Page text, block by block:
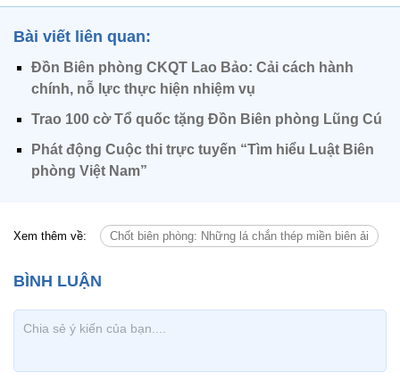
Bài viết liên quan:
Đồn Biên phòng CKQT Lao Bảo: Cải cách hành
chính, nỗ lực thực hiện nhiệm vụ
Trao 100 cờ Tổ quốc tặng Đồn Biên phòng Lũng Cú
Phát động Cuộc thi trực tuyến “Tìm hiểu Luật Biên
phòng Việt Nam”
Xem thêm về: Chốt biên phòng: Những lá chắn thép miền biên ải